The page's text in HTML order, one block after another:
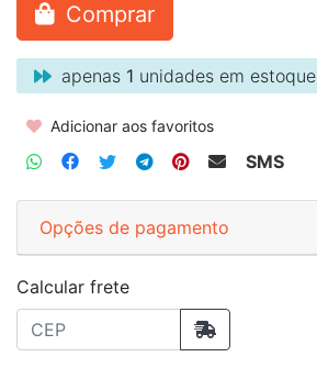
Comprar
apenas 1 unidades em estoque
Adicionar aos favoritos
SMS
Opções de pagamento
Calcular frete